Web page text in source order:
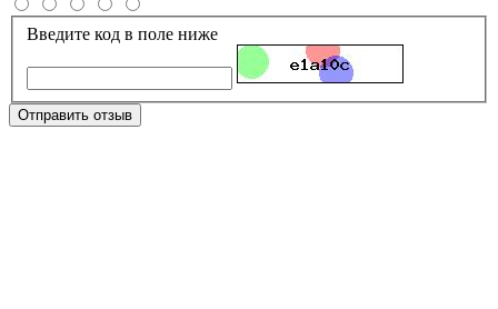
Введите код в поле ниже
Отправить отзыв